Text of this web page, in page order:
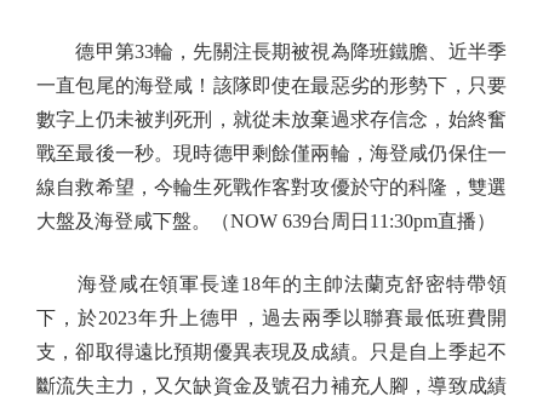
德甲第33輪，先關注長期被視為降班鐵膽、近半季
一直包尾的海登咸！該隊即使在最惡劣的形勢下，只要
數字上仍未被判死刑，就從未放棄過求存信念，始終奮
戰至最後一秒。現時德甲剩餘僅兩輪，海登咸仍保住一
線自救希望，今輪生死戰作客對攻優於守的科隆，雙選
大盤及海登咸下盤。（NOW 639台周日11:30pm直播）
海登咸在領軍長達18年的主帥法蘭克舒密特帶領
下，於2023年升上德甲，過去兩季以聯賽最低班費開
支，卻取得遠比預期優異表現及成績。只是自上季起不
斷流失主力，又欠缺資金及號召力補充人腳，導致成績